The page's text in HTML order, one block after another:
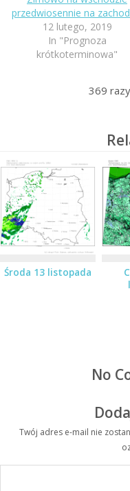
przedwiosennie na
12 lutego, 2019
In "Prognoza
krótkoterminowa"
369
Środa 13 listopada
No
Twój adres e-mail nie